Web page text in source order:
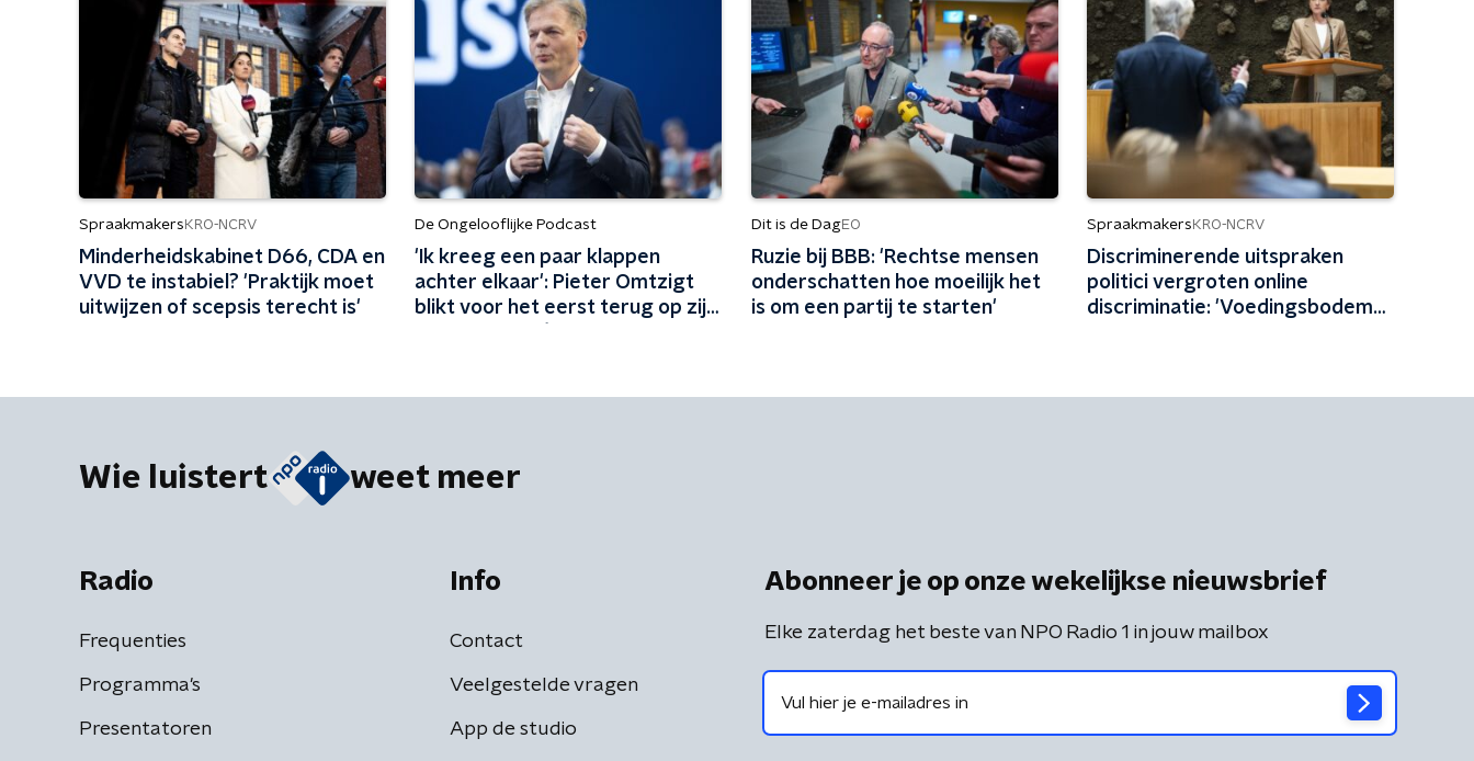
Spraakmakers KRO-NCRV
Minderheidskabinet D66, CDA en
VVD te instabiel? 'Praktijk moet
uitwijzen of scepsis terecht is'
De Ongelooflijke Podcast
'Ik kreeg een paar klappen
achter elkaar': Pieter Omtzigt
blikt voor het eerst terug op zijn
Dit is de DagEO
Ruzie bij BBB: 'Rechtse mensen
onderschatten hoe moeilijk het
is om een partij te starten'
Spraakmakers KRO-NCRV
Discriminerende uitspraken
politici vergroten online
discriminatie: 'Voedingsbodem
Wie luistert weet meer
Radio
Frequenties
Programma's
Presentatoren
Info
Contact
Veelgestelde vragen
App de studio
Abonneer je op onze wekelijkse nieuwsbrief
Elke zaterdag het beste van NPO Radio 1 in jouw mailbox